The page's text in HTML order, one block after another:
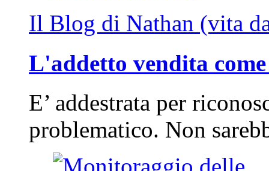
Il Blog di Nathan (vita
L'addetto vendita
E’ addestrata per
problematico. Non